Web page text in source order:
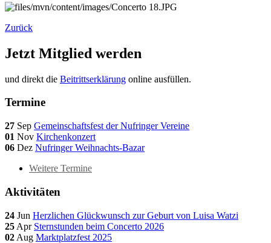
Zurück
Jetzt Mitglied werden
und direkt die Beitrittserklärung online ausfüllen.
Termine
27 Sep Gemeinschaftsfest der Nufringer Vereine
01 Nov Kirchenkonzert
06 Dez Nufringer Weihnachts-Bazar
Weitere Termine
Aktivitäten
24 Jun Herzlichen Glückwunsch zur Geburt von Luisa Watzi
25 Apr Sternstunden beim Concerto 2026
02 Aug Marktplatzfest 2025